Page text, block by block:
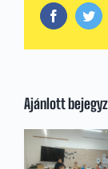
Facebook
Ajánlott